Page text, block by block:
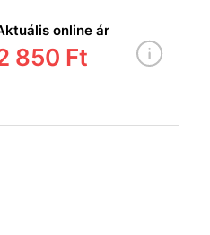
online ár
850 Ft